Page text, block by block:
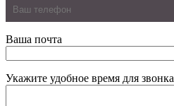
Ваша почта
Укажите удобное время для звонка